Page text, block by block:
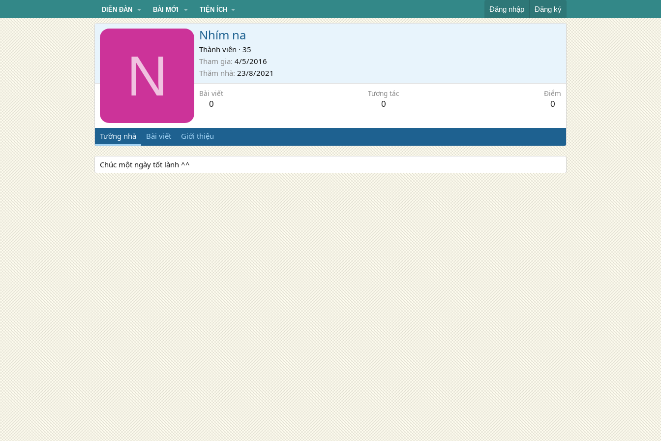
DIỄN ĐÀN BÀI MỚI TIỆN ÍCH Đăng nhập Đăng ký
N
Nhím na
Thành viên · 35
Tham gia 4/5/2016
Thăm nhà 23/8/2021
Bài viết
0
Tương tác
0
Điểm
0
Tường nhà Bài viết Giới thiệu
Chúc một ngày tốt lành ^^